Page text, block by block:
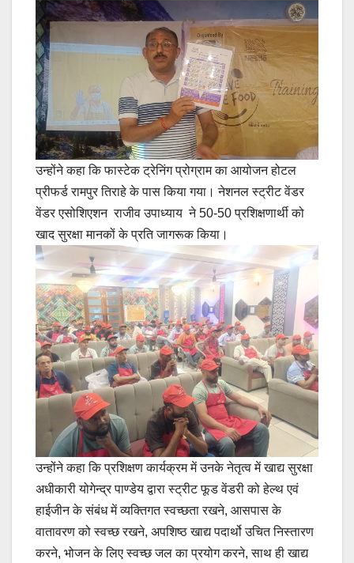
उन्होंने कहा कि फास्टेक ट्रेनिंग प्रोग्राम का आयोजन होटल
प्रीफर्ड रामपुर तिराहे के पास किया गया। नेशनल स्ट्रीट वेंडर
वेंडर एसोशिएशन राजीव उपाध्याय ने 50-50 प्रशिक्षणार्थी को
खाद सुरक्षा मानकों के प्रति जागरूक किया।
उन्होंने कहा कि प्रशिक्षण कार्यक्रम में उनके नेतृत्व में खाद्य सुरक्षा
अधीकारी योगेन्द्र पाण्डेय द्वारा स्ट्रीट फूड वेंडरी को हेल्थ एवं
हाईजीन के संबंध में व्यक्तिगत स्वच्छता रखने, आसपास के
वातावरण को स्वच्छ रखने, अपशिष्ठ खाद्य पदार्थो उचित निस्तारण
करने, भोजन के लिए स्वच्छ जल का प्रयोग करने, साथ ही खाद्य